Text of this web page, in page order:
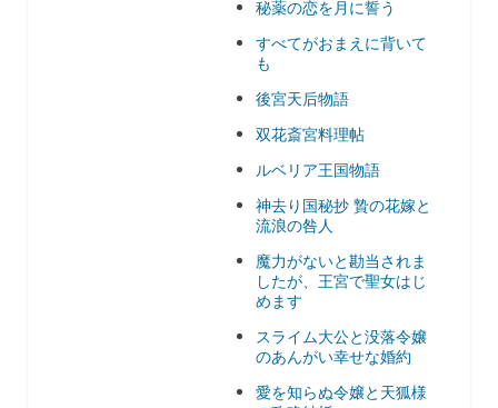
秘薬の恋を月に誓う
すべてがおまえに背いて
も
後宮天后物語
双花斎宮料理帖
ルベリア王国物語
神去り国秘抄 贄の花嫁と
流浪の咎人
魔力がないと勘当されま
したが、王宮で聖女はじ
めます
スライム大公と没落令嬢
のあんがい幸せな婚約
愛を知らぬ令嬢と天狐様